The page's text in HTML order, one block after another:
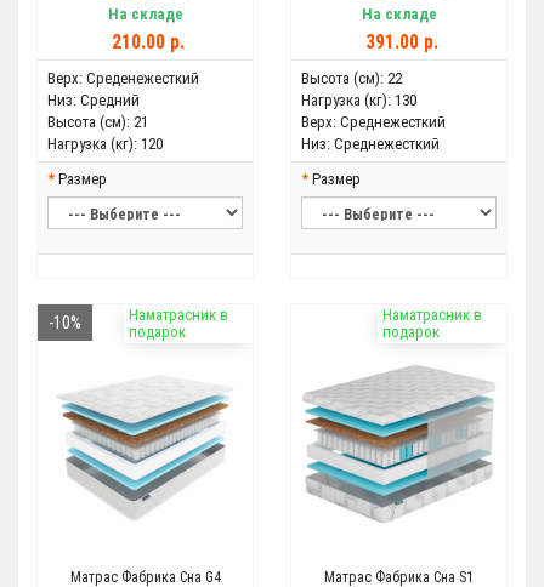
На складе
210.00 р.
Верх: Среденежесткий
Низ: Средний
Высота (см): 21
Нагрузка (кг): 120
Размер
На складе
391.00 р.
Высота (см): 22
Нагрузка (кг): 130
Верх: Среднежесткий
Низ: Среднежесткий
Размер
Наматрасник в
подарок
-10%
Матрас Фабрика Сна G4
Наматрасник в
подарок
Матрас Фабрика Сна S1